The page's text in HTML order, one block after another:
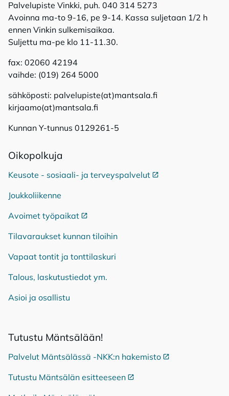
Palvelupiste Vinkki, puh. 040 314 5273
Avoinna ma-to 9-16, pe 9-14. Kassa suljetaan 1/2 h
ennen Vinkin sulkemisaikaa.
Suljettu ma-pe klo 11-11.30.
fax: 02060 42194
vaihde: (019) 264 5000
sähköposti: palvelupiste(at)mantsala.fi
kirjaamo(at)mantsala.fi
Kunnan Y-tunnus 0129261-5
Oi­ko­pol­ku­ja
Keusote - sosiaali- ja terveyspalvelut Ulkoinen linkki
Joukkoliikenne
Avoimet työpaikat Ulkoinen linkki
Tilavaraukset kunnan tiloihin
Vapaat tontit ja tonttilaskuri
Talous, laskutustiedot ym.
Asioi ja osallistu
Tu­tus­tu Mänt­sä­lään!
Palvelut Mäntsälässä -NKK:n hakemisto Ulkoinen linkki
Tutustu Mäntsälän esitteeseen Ulkoinen linkki